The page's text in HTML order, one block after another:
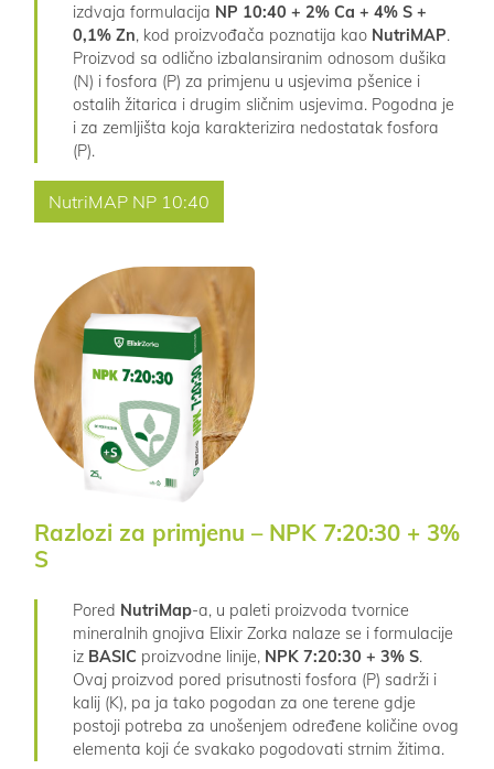
izdvaja formulacija NP 10:40 + 2% Ca + 4% S +
0,1% Zn, kod proizvođača poznatija kao NutriMAP.
Proizvod sa odlično izbalansiranim odnosom dušika
(N) i fosfora (P) za primjenu u usjevima pšenice i
ostalih žitarica i drugim sličnim usjevima. Pogodna je
i za zemljišta koja karakterizira nedostatak fosfora
(P).
NutriMAP NP 10:40
Razlozi za primjenu – NPK 7:20:30 + 3%
S
Pored NutriMap-a, u paleti proizvoda tvornice
mineralnih gnojiva Elixir Zorka nalaze se i formulacije
iz BASIC proizvodne linije, NPK 7:20:30 + 3% S.
Ovaj proizvod pored prisutnosti fosfora (P) sadrži i
kalij (K), pa ja tako pogodan za one terene gdje
postoji potreba za unošenjem određene količine ovog
elementa koji će svakako pogodovati strnim žitima.